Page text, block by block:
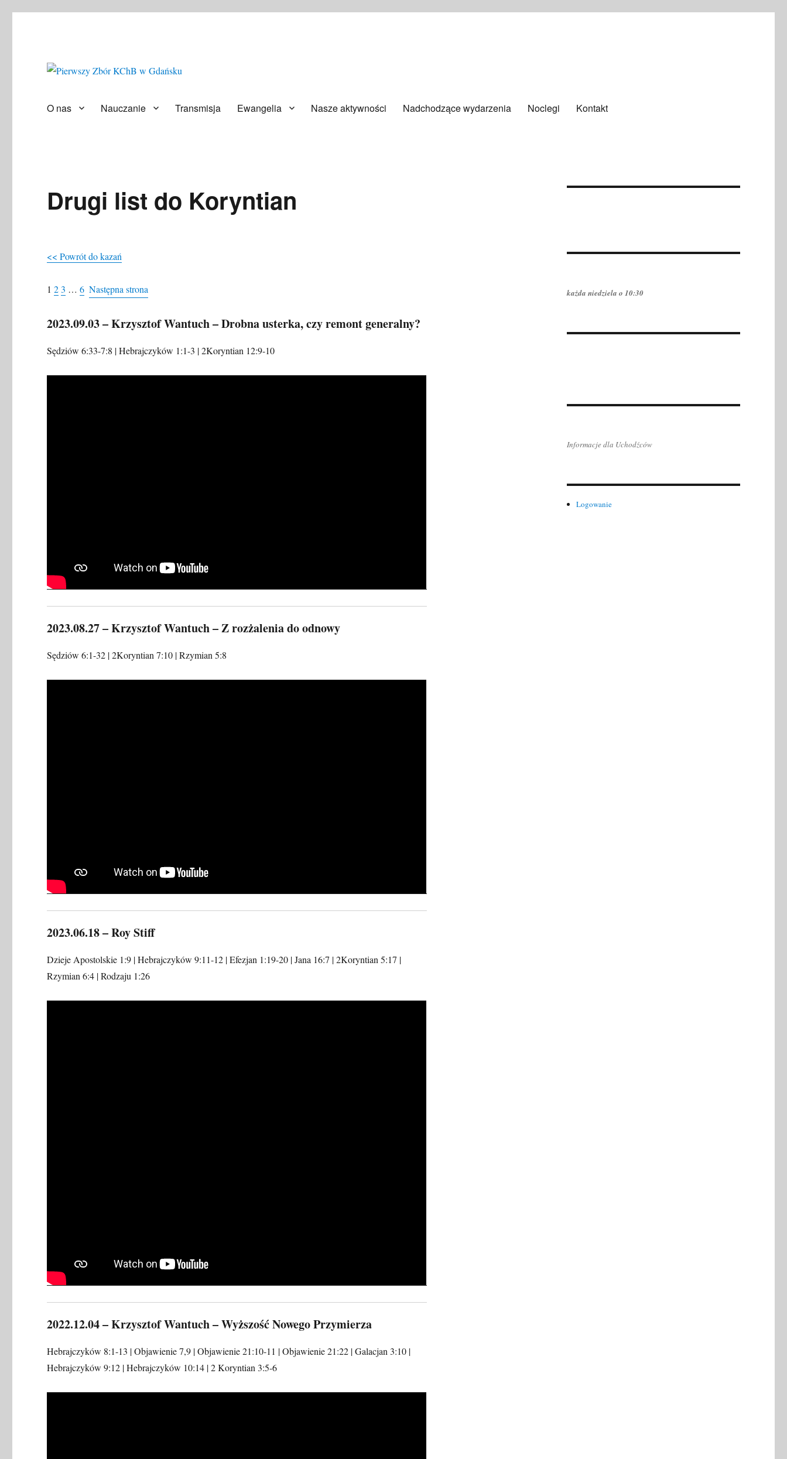
O nas Nauczanie Transmisja Ewangelia Nasze aktywności Nadchodzące wydarzenia Noclegi Kontakt
Drugi list do Koryntian
<< Powrót do kazań
1 23 … 6 Następna strona
2023.09.03 – Krzysztof Wantuch – Drobna usterka, czy remont generalny?
Sędziów 6:33-7:8 | Hebrajczyków 1:1-3 | 2Koryntian 12:9-10
2023.08.27 – Krzysztof Wantuch – Z rozżalenia do odnowy
Sędziów 6:1-32 | 2Koryntian 7:10 | Rzymian 5:8
2023.06.18 – Roy Stiff
Dzieje Apostolskie 1:9 | Hebrajczyków 9:11-12 | Efezjan 1:19-20 | Jana 16:7 | 2Koryntian 5:17 |
Rzymian 6:4 | Rodzaju 1:26
2022.12.04 – Krzysztof Wantuch – Wyższość Nowego Przymierza
Hebrajczyków 8:1-13 | Objawienie 7,9 | Objawienie 21:10-11 | Objawienie 21:22 | Galacjan 3:10 |
Hebrajczyków 9:12 | Hebrajczyków 10:14 | 2 Koryntian 3:5-6
każda niedziela o 10:30
Informacje dla Uchodźców
Logowanie